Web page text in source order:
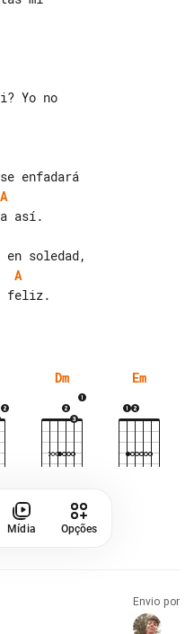
Yo no
A
así.
A
feliz.
Dm Em
Mídia Opções
Envio por